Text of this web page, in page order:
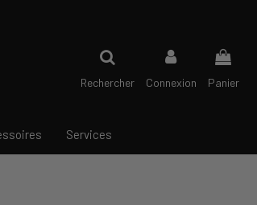
Rechercher Connexion Panier
Services